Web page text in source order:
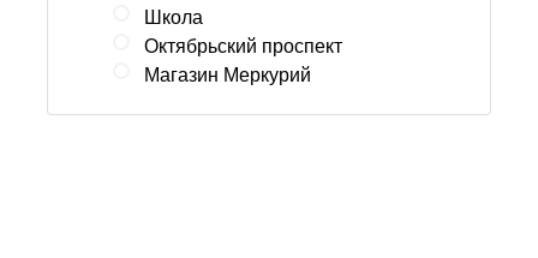
Школа
Октябрьский проспект
Магазин Меркурий